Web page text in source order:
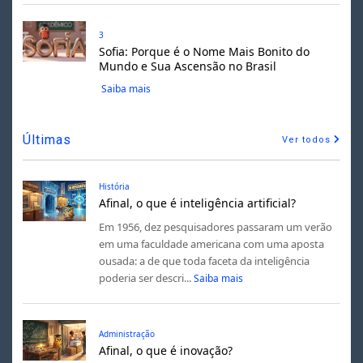
3
Sofia: Porque é o Nome Mais Bonito do
Mundo e Sua Ascensão no Brasil
Saiba mais
Últimas Ver todos
História
Afinal, o que é inteligência artificial?
Em 1956, dez pesquisadores passaram um verão
em uma faculdade americana com uma aposta
ousada: a de que toda faceta da inteligência
poderia ser descri... Saiba mais
Administração
Afinal, o que é inovação?